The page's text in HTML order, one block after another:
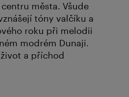
města. Všude
tóny valčíku a
roku při melodii
modrém Dunaji.
a příchod